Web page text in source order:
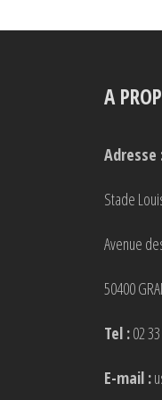
A
Adresse
Stade
Avenue
50400
Tel :02
E-mail :